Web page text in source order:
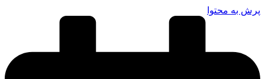
به محتوا